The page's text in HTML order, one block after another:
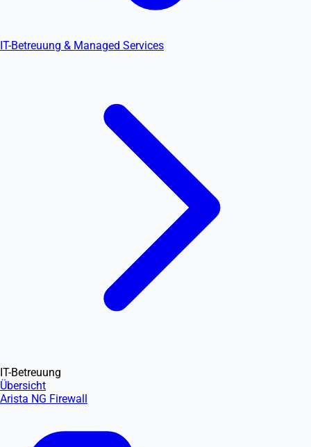
IT-Betreuung & Managed Services
IT-Betreuung
Übersicht
Arista NG Firewall